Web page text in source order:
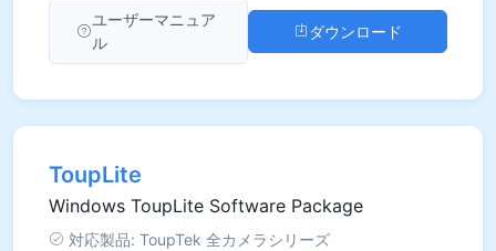
ユーザーマニュア
ル
ダウンロード
ToupLite
Windows ToupLite Software Package
対応製品: ToupTek 全カメラシリーズ